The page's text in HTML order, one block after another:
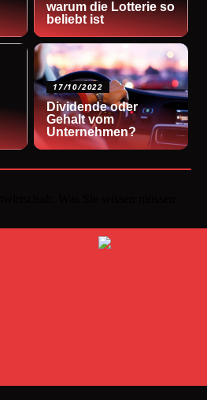
warum die Lotterie so
beliebt ist
17/10/2022
Dividende oder
Gehalt vom
Unternehmen?